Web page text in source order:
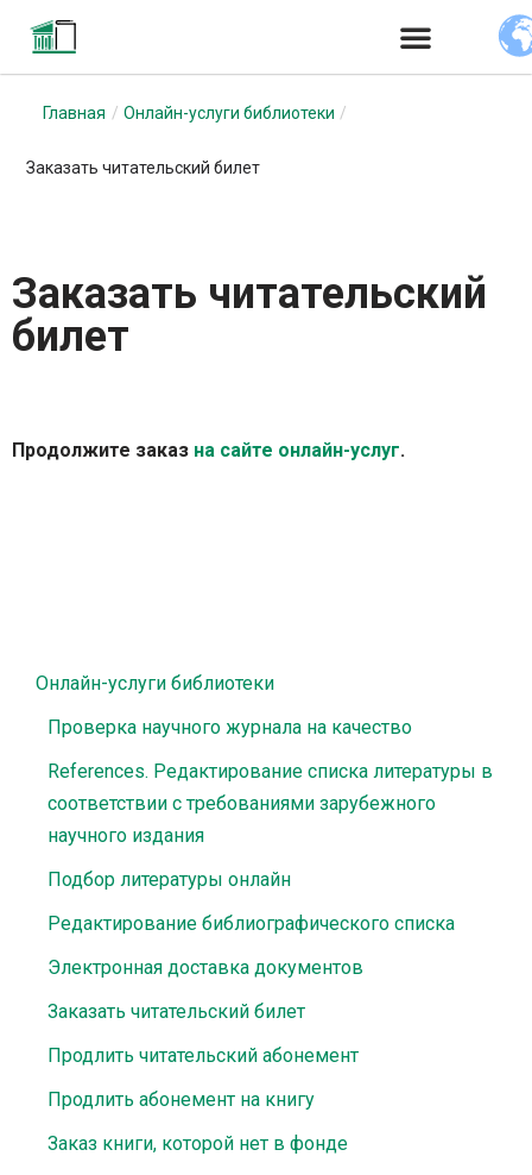
Главная / Онлайн-услуги библиотеки /
Заказать читательский билет
Заказать читательский
билет
Продолжите заказ на сайте онлайн-услуг.
Онлайн-услуги библиотеки
Проверка научного журнала на качество
References. Редактирование списка литературы в
соответствии с требованиями зарубежного
научного издания
Подбор литературы онлайн
Редактирование библиографического списка
Электронная доставка документов
Заказать читательский билет
Продлить читательский абонемент
Продлить абонемент на книгу
Заказ книги, которой нет в фонде